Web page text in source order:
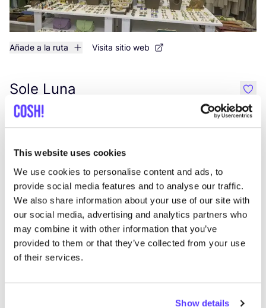
This website uses cookies
We use cookies to personalise content and ads, to
provide social media features and to analyse our traffic.
We also share information about your use of our site with
our social media, advertising and analytics partners who
may combine it with other information that you’ve
provided to them or that they’ve collected from your use
of their services.
Show details
Añade a la ruta Visita sitio web
Sole Luna
Zagrebačka ulica 2, Poreč
Ropa
Añade a la ruta
like